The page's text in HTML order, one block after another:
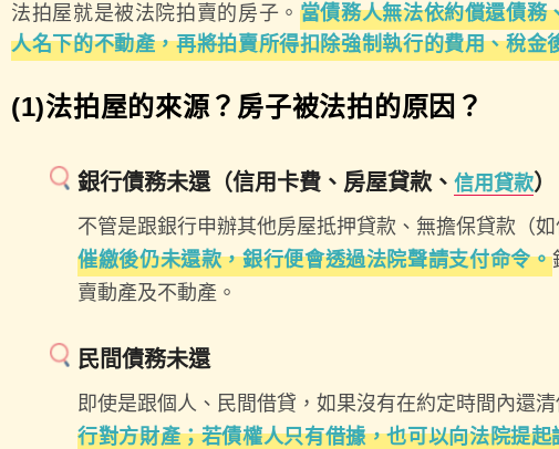
法拍屋就是被法院拍賣的房子。 當債務人無法依約償還債務
人名下的不動產，再將拍賣所得扣除強制執行的費用、稅金
(1)法拍屋的來源？房子被法拍的原因？
銀行債務未還（信用卡費、房屋貸款、 信用貸款）
不管是跟銀行申辦其他房屋抵押貸款、無擔保貸款（
催繳後仍未還款，銀行便會透過法院聲請支付命令。
賣動產及不動產。
民間債務未還
即使是跟個人、民間借貸，如果沒有在約定時間內還清
行對方財產；若債權人只有借據，也可以向法院提